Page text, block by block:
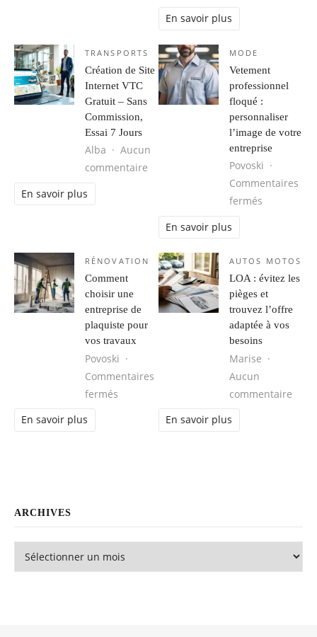
En savoir plus
TRANSPORTS
Création de Site
Internet VTC
Gratuit – Sans
Commission,
Essai 7 Jours
Alba
Aucun
commentaire sur Création de Site Internet VTC
En savoir plus
MODE
Vetement
professionnel
floqué :
personnaliser
l’image de votre
entreprise
Povoski
Commentaires
fermés
En savoir plus
RÉNOVATION
Comment
choisir une
entreprise de
plaquiste pour
vos travaux
Povoski
Commentaires
fermés sur Comment choisir une entreprise de
En savoir plus
AUTOS MOTOS
LOA : évitez les
pièges et
trouvez l’offre
adaptée à vos
besoins
Marise
Aucun
commentaire
En savoir plus
ARCHIVES